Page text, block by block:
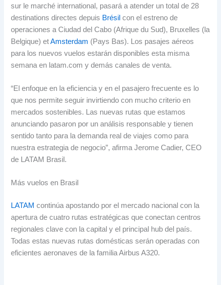
sur le marché international, pasará a atender un total de 28
destinations directes depuis Brésil con el estreno de
operaciones a Ciudad del Cabo (Afrique du Sud), Bruxelles (la
Belgique) etAmsterdam (Pays Bas).
Los pasajes aéreos
para los nuevos vuelos estarán disponibles esta misma
semana en latam.com y demás canales de venta.
“El enfoque en la eficiencia y en el pasajero frecuente es lo
que nos permite seguir invirtiendo con mucho criterio en
mercados sostenibles.
Las nuevas rutas que estamos
anunciando pasaron por un análisis responsable y tienen
sentido tanto para la demanda real de viajes como para
nuestra estrategia de negocio”,afirma Jerome Cadier,CEO
de LATAM Brasil .
Más vuelos en Brasil
LATAM continúa apostando por el mercado nacional con la
apertura de cuatro rutas estratégicas que conectan centros
regionales clave con la capital y el principal hub del país.
Todas estas nuevas rutas domésticas serán operadas con
eficientes aeronaves de la familia Airbus A320.